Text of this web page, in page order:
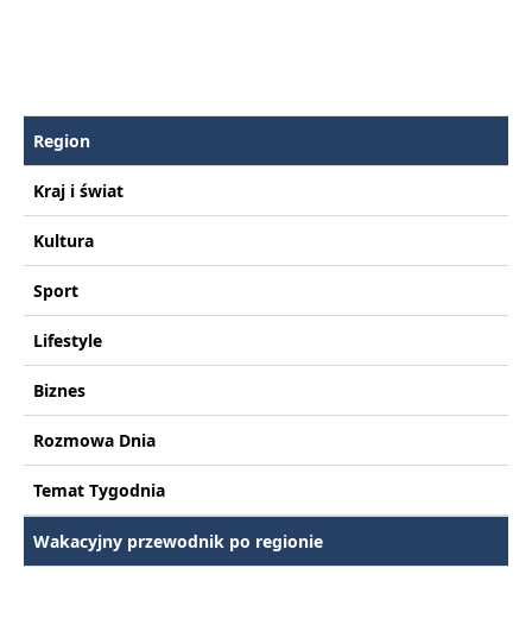
Region
Kraj i świat
Kultura
Sport
Lifestyle
Biznes
Rozmowa Dnia
Temat Tygodnia
Wakacyjny przewodnik po regionie